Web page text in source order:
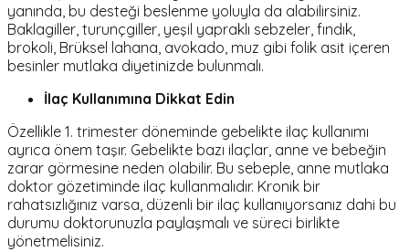
yanında, bu desteği beslenme yoluyla da alabilirsiniz.
Baklagiller, turunçgiller, yeşil yapraklı sebzeler, fındık,
brokoli, Brüksel lahana, avokado, muz gibi folik asit içeren
besinler mutlaka diyetinizde bulunmalı.
İlaç Kullanımına Dikkat Edin
Özellikle 1. trimester döneminde gebelikte ilaç kullanımı
ayrıca önem taşır. Gebelikte bazı ilaçlar, anne ve bebeğin
zarar görmesine neden olabilir. Bu sebeple, anne mutlaka
doktor gözetiminde ilaç kullanmalıdır. Kronik bir
rahatsızlığınız varsa, düzenli bir ilaç kullanıyorsanız dahi bu
durumu doktorunuzla paylaşmalı ve süreci birlikte
yönetmelisiniz.